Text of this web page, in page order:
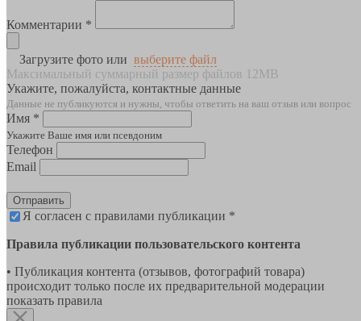
Комментарии *
Загрузите фото или выберите файл
Максимальный суммарный размер файлов 12MB
Укажите, пожалуйста, контактные данные
Данные не публикуются и нужны, чтобы ответить на ваш отзыв или вопрос
Имя *
Укажите Ваше имя или псевдоним
Телефон
Email
Отправить
Я согласен с правилами публикации *
Правила публикации пользовательского контента
• Публикация контента (отзывов, фотографий товара)
происходит только после их предварительной модерации
показать правила